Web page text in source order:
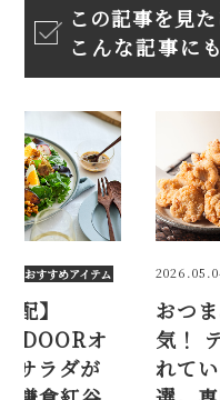
この記事を見た
こんな記事に
おすすめアイテム
つまみにも人
！ デパ地下で売
ている唐揚げ10